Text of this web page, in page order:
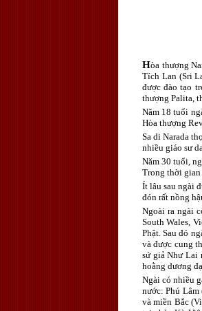
Hòa thượng
Tích Lan (Sri
được đào tạo
thượng Palita,
Năm 18 tuổi
Hòa thượng
Sa di Narada
nhiều giáo sư
Năm 30 tuổi,
Trong thời gian
Ít lâu sau ngài
đón rất nồng
Ngoài ra ngài
South Wales,
Phật. Sau đó
và được cung
sứ giả Như Lai
hoằng dương
Ngài có nhiều
nước: Phú
và miền Bắc